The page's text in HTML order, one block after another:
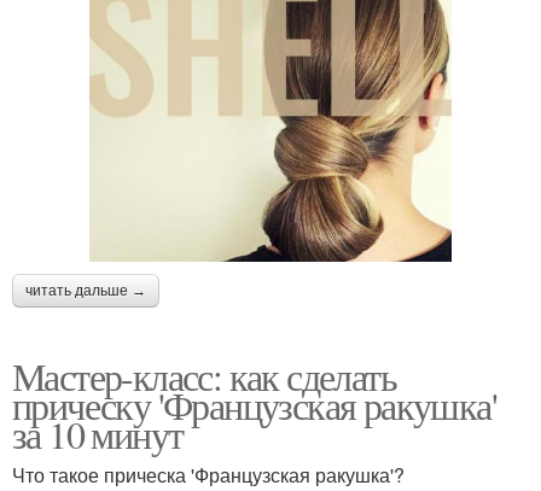
читать дальше →
Мастер-класс: как сделать
прическу 'Французская ракушка'
за 10 минут
Что такое прическа 'Французская ракушка'?